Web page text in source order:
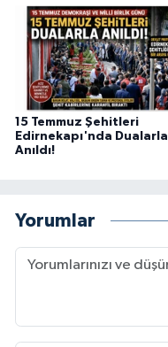
15 Temmuz Şehitleri
Edirnekapı'nda Dualarla
Anıldı!
Yorumlar